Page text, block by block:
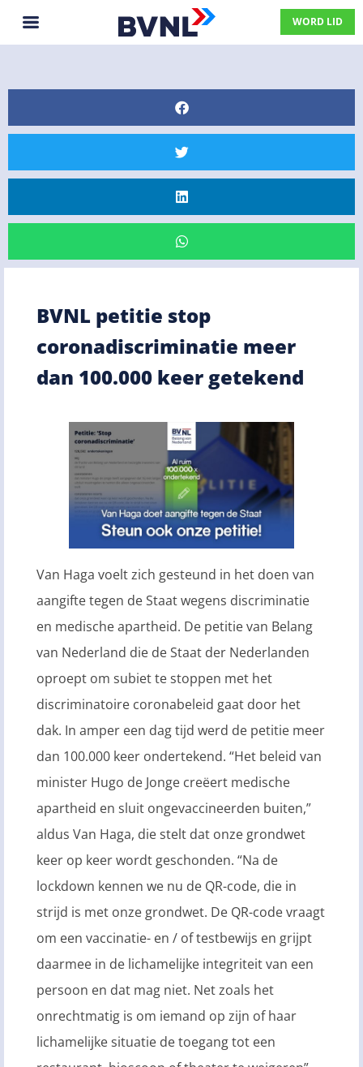
WORD LID
BVNL petitie stop
coronadiscriminatie meer
dan 100.000 keer getekend
Van Haga voelt zich gesteund in het doen van
aangifte tegen de Staat wegens discriminatie
en medische apartheid. De petitie van Belang
van Nederland die de Staat der Nederlanden
oproept om subiet te stoppen met het
discriminatoire coronabeleid gaat door het
dak. In amper een dag tijd werd de petitie meer
dan 100.000 keer ondertekend. “Het beleid van
minister Hugo de Jonge creëert medische
apartheid en sluit ongevaccineerden buiten,”
aldus Van Haga, die stelt dat onze grondwet
keer op keer wordt geschonden. “Na de
lockdown kennen we nu de QR-code, die in
strijd is met onze grondwet. De QR-code vraagt
om een vaccinatie- en / of testbewijs en grijpt
daarmee in de lichamelijke integriteit van een
persoon en dat mag niet. Net zoals het
onrechtmatig is om iemand op zijn of haar
lichamelijke situatie de toegang tot een